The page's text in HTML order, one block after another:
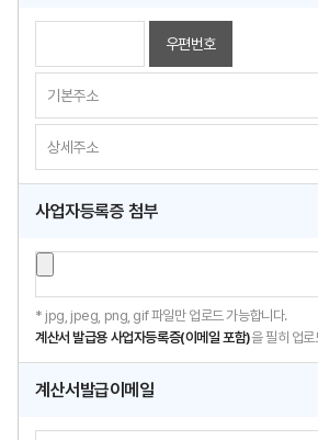
우편번호
사업자등록증 첨부
* jpg, jpeg, png, gif 파일만 업로드 가능합니다.
계산서 발급용 사업자등록증(이메일 포함)을 필히 업
계산서발급이메일